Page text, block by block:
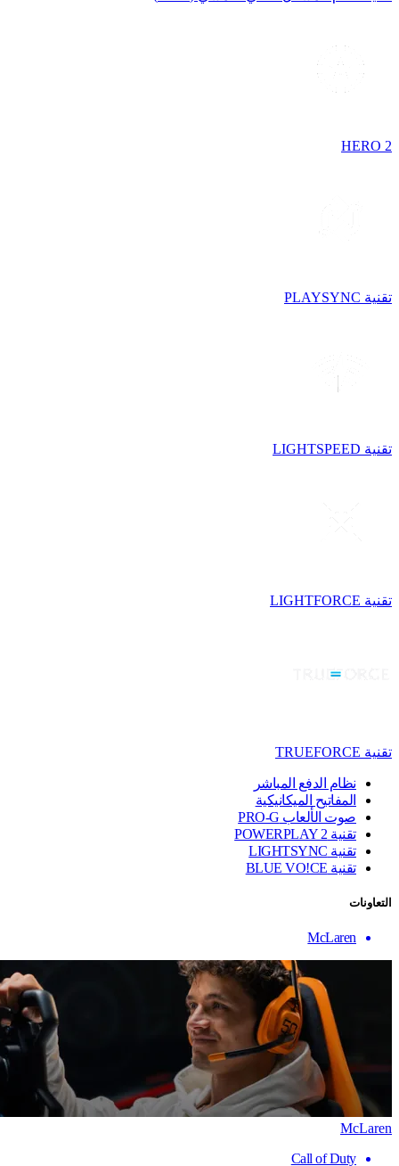
HERO 2
تقنية PLAYSYNC
تقنية LIGHTSPEED
تقنية LIGHTFORCE
تقنية TRUEFORCE
نظام الدفع المباشر
المفاتيح الميكانيكية
صوت الألعاب PRO-G
تقنية ‏POWERPLAY 2
تقنية LIGHTSYNC
تقنية BLUE VO!CE
التعاونات
McLaren
McLaren
Call of Duty